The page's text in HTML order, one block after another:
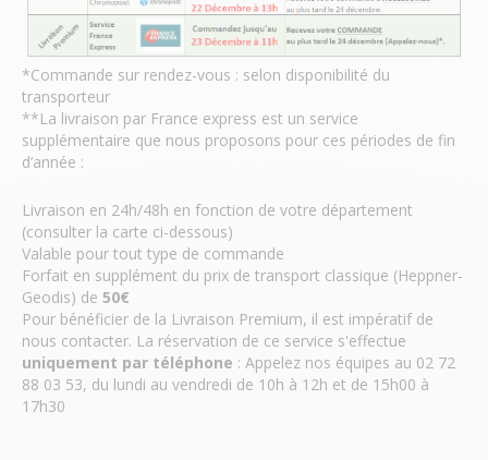
*Commande sur rendez-vous : selon disponibilité du
transporteur
**La livraison par France express est un service
supplémentaire que nous proposons pour ces périodes de fin
d’année :
Livraison en 24h/48h en fonction de votre département
(consulter la carte ci-dessous)
Valable pour tout type de commande
Forfait en supplément du prix de transport classique (Heppner-
Geodis) de 50€
Pour bénéficier de la Livraison Premium, il est impératif de
nous contacter. La réservation de ce service s'effectue
uniquement par téléphone : Appelez nos équipes au 02 72
88 03 53, du lundi au vendredi de 10h à 12h et de 15h00 à
17h30